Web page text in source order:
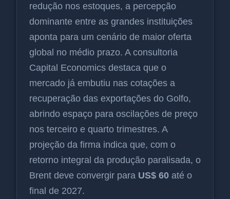
redução nos estoques, a percepção
dominante entre as grandes instituições
aponta para um cenário de maior oferta
global no médio prazo. A consultoria
Capital Economics destaca que o
mercado já embutiu nas cotações a
recuperação das exportações do Golfo,
abrindo espaço para oscilações de preço
nos terceiro e quarto trimestres. A
projeção da firma indica que, com o
retorno integral da produção paralisada, o
Brent deve convergir para US$ 60 até o
final de 2027.